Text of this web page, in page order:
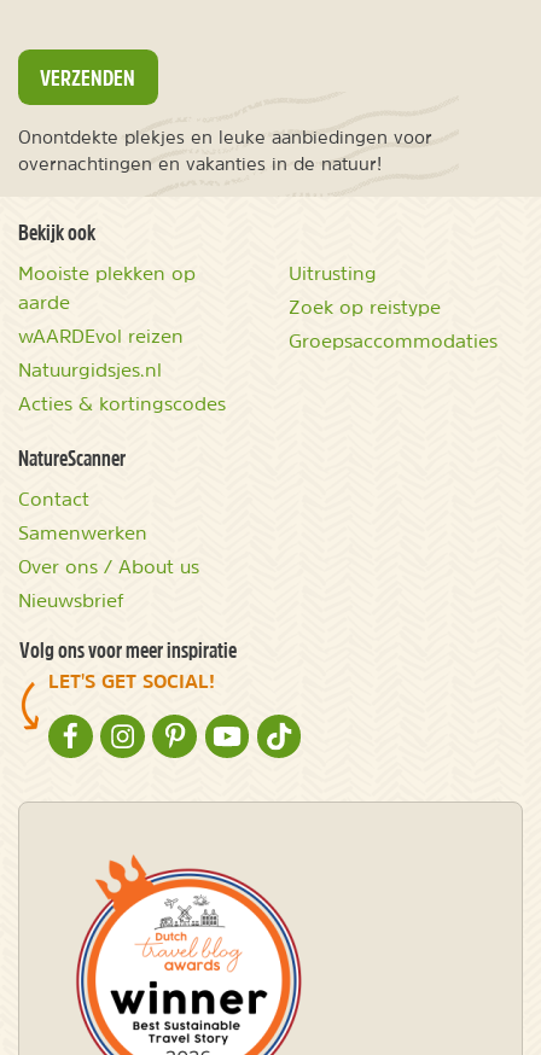
VERZENDEN
Onontdekte plekjes en leuke aanbiedingen voor
overnachtingen en vakanties in de natuur!
Bekijk ook
Mooiste plekken op
aarde
wAARDEvol reizen
Natuurgidsjes.nl
Acties & kortingscodes
Uitrusting
Zoek op reistype
Groepsaccommodaties
NatureScanner
Contact
Samenwerken
Over ons / About us
Nieuwsbrief
Volg ons voor meer inspiratie
LET'S GET SOCIAL!
NATURESCANNER OP FACEBOOK
NATURESCANNER OP INSTAGRAM
NATURESCANNER OP PINTEREST
NATURESCANNER OP YOUTUBE
NATURESCANNER OP TIKTOK